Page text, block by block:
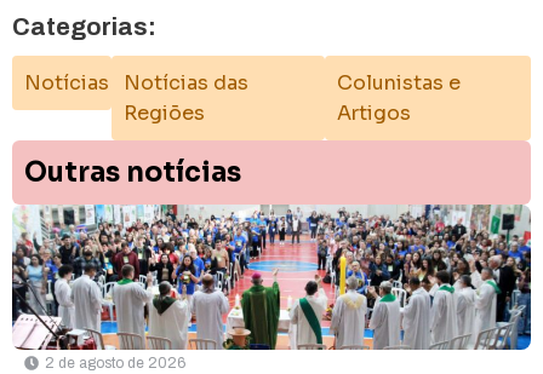
Categorias:
Notícias
Notícias das
Regiões
Colunistas e
Artigos
Outras notícias
2 de agosto de 2026